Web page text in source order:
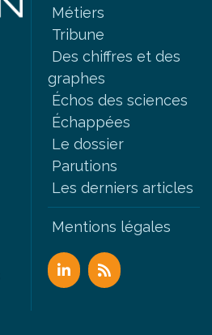
Métiers
Tribune
Des chiffres et des
graphes
Échos des sciences
Échappées
Le dossier
Parutions
Les derniers articles
Mentions légales